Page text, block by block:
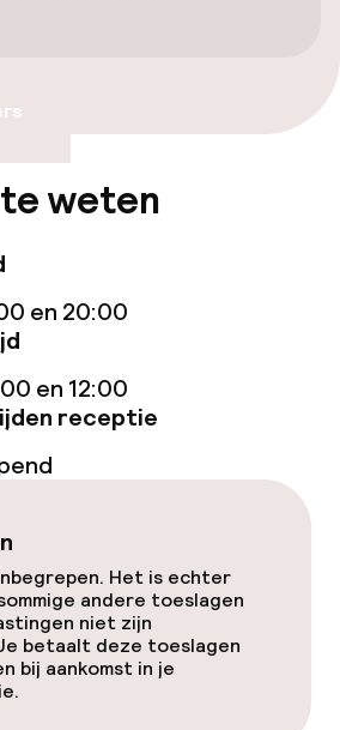
(hamam)
weten
en 20:00
en 12:00
receptie
Het is echter
andere toeslagen
niet zijn
betaalt deze toeslagen
bij aankomst in je